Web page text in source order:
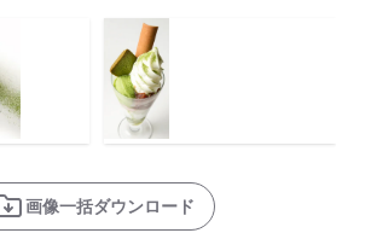
画像一括ダウンロード